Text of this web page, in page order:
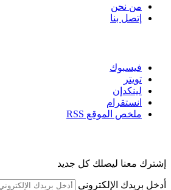
من نحن
إتصل بنا
فيسبوك
تويتر
لينكدإن
انستقرام
ملخص الموقع RSS
إشترك معنا ليصلك كل جديد
أدخل بريدك الإلكتروني